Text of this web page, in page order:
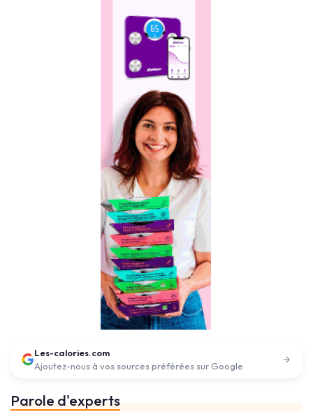
Les-calories.com
Ajoutez-nous à vos sources préférées sur Google
Parole d'experts